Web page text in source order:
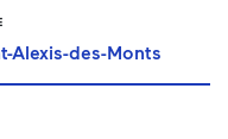
Alexis-des-Monts